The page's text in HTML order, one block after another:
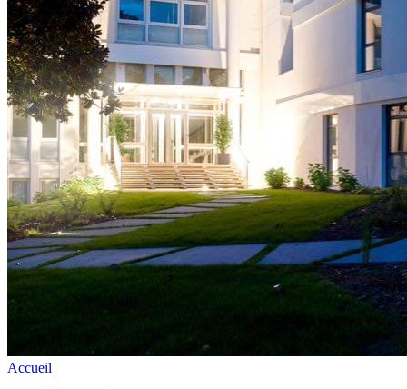
Accueil